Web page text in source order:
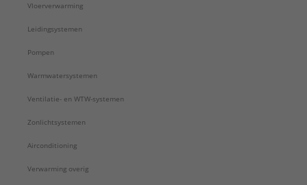
Vloerverwarming
Leidingsystemen
Pompen
Warmwatersystemen
Ventilatie- en WTW-systemen
Zonlichtsystemen
Airconditioning
Verwarming overig